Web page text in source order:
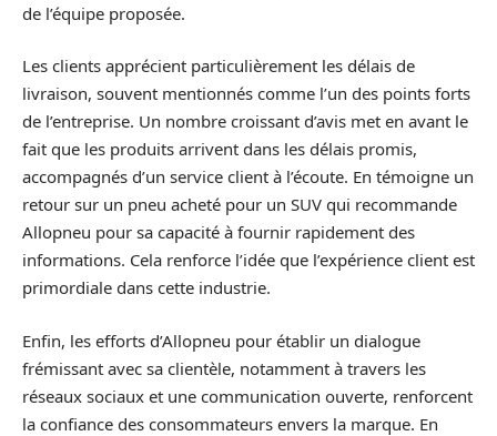
de l’équipe proposée.
Les clients apprécient particulièrement les délais de
livraison, souvent mentionnés comme l’un des points forts
de l’entreprise. Un nombre croissant d’avis met en avant le
fait que les produits arrivent dans les délais promis,
accompagnés d’un service client à l’écoute. En témoigne un
retour sur un pneu acheté pour un SUV qui recommande
Allopneu pour sa capacité à fournir rapidement des
informations. Cela renforce l’idée que l’expérience client est
primordiale dans cette industrie.
Enfin, les efforts d’Allopneu pour établir un dialogue
frémissant avec sa clientèle, notamment à travers les
réseaux sociaux et une communication ouverte, renforcent
la confiance des consommateurs envers la marque. En